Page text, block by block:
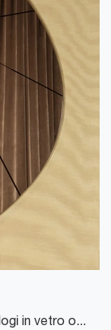
Se desideri Complementi moderni e orologi in vetro ottieni informazioni sul modello Orologio Enigma del marchio Tonin Casa.